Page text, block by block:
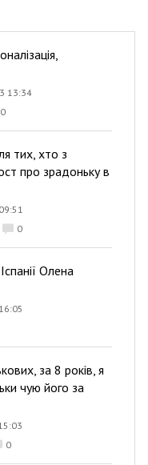
13:34
0
тих, хто з
про зрадоньку в
0
Олена
за 8 років, я
чую його за
0